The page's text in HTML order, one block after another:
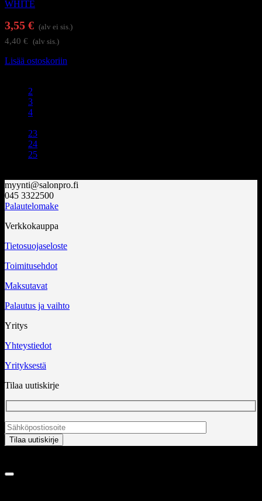
WHITE
3,55 € (alv ei sis.)
4,40 € (alv sis.)
Lisää ostoskoriin
2
3
4
23
24
25
myynti@salonpro.fi
045 3322500
Palautelomake
Verkkokauppa
Tietosuojaseloste
Toimitusehdot
Maksutavat
Palautus ja vaihto
Yritys
Yhteystiedot
Yrityksestä
Tilaa uutiskirje